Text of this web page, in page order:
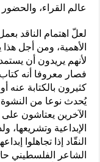
عالم القراء،
لعلّ اهتمام الناقد
الأهمية، ومن أجل هذا
لأنهم يريدون أن
فصار معروفا أنه
كثيرون بالكتابة عنه
يُحدث نوعا من النشوة
الآخرين يعتاشون
الإبداعية
النقّاد إذا تجاهلوا
الشاعر الفلسطيني